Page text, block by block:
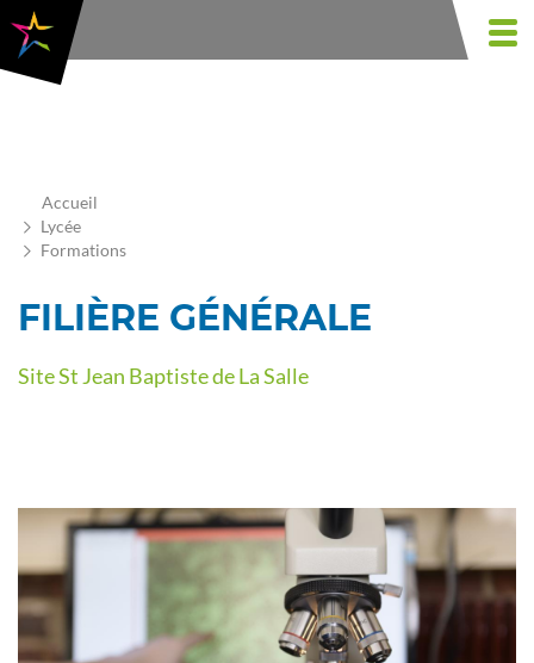
Aller
au
contenu
principal
Accueil
Lycée
Formations
FILIÈRE GÉNÉRALE
Site St Jean Baptiste de La Salle